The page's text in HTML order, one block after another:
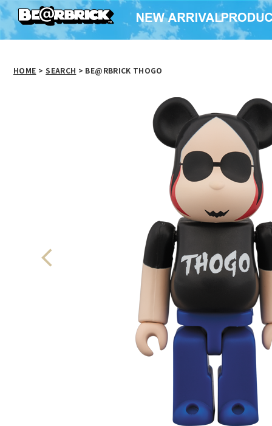
HOME > SEARCH > BE@RBRICK THOGO